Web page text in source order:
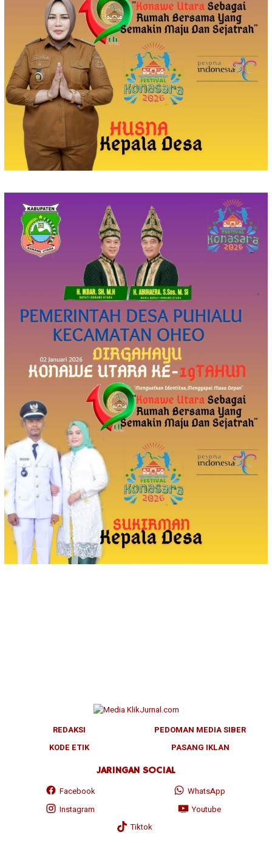
REDAKSI
PEDOMAN MEDIA SIBER
KODE ETIK
PASANG IKLAN
JARINGAN SOCIAL
Facebook
WhatsApp
Instagram
Youtube
Tiktok